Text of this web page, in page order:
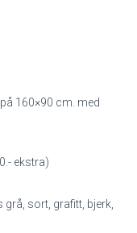
160×90 cm. med
ekstra)
sort, grafitt, bjerk,